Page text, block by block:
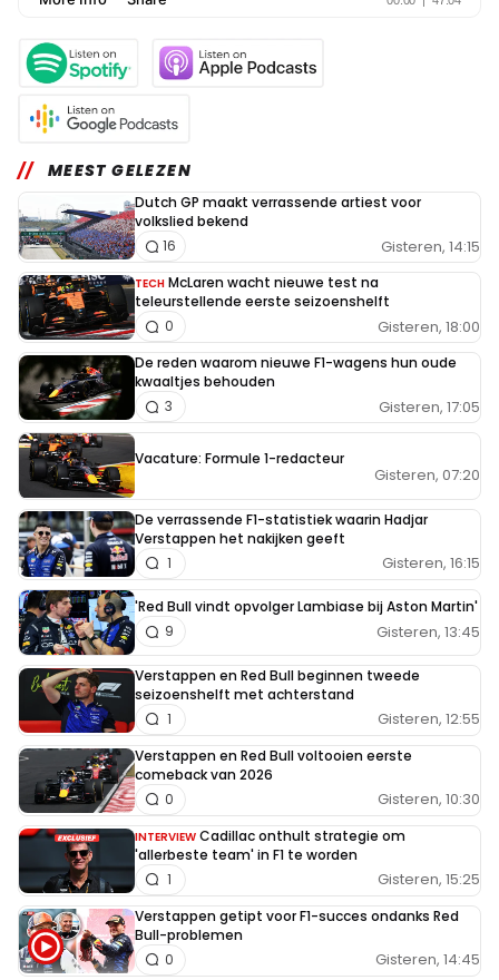
MEEST GELEZEN
Dutch GP maakt verrassende artiest voor
volkslied bekend
Gisteren, 14:15
16
TECH McLaren wacht nieuwe test na
teleurstellende eerste seizoenshelft
Gisteren, 18:00
0
De reden waarom nieuwe F1-wagens hun oude
kwaaltjes behouden
Gisteren, 17:05
3
Vacature: Formule 1-redacteur
Gisteren, 07:20
De verrassende F1-statistiek waarin Hadjar
Verstappen het nakijken geeft
Gisteren, 16:15
1
'Red Bull vindt opvolger Lambiase bij Aston Martin'
Gisteren, 13:45
9
Verstappen en Red Bull beginnen tweede
seizoenshelft met achterstand
Gisteren, 12:55
1
Verstappen en Red Bull voltooien eerste
comeback van 2026
Gisteren, 10:30
0
INTERVIEW Cadillac onthult strategie om
'allerbeste team' in F1 te worden
Gisteren, 15:25
1
Verstappen getipt voor F1-succes ondanks Red
Bull-problemen
Gisteren, 14:45
0